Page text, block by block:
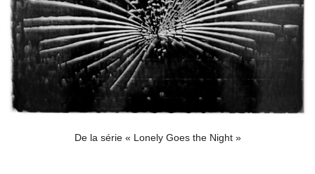
De la série « Lonely Goes the Night »